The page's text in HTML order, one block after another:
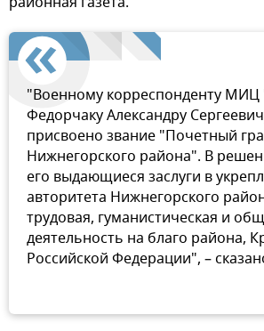
"Военному корреспонденту МИЦ
Федорчаку Александру
присвоено звание "Почетный
Нижнегорского района". В
его выдающиеся заслуги в
авторитета Нижнегорского
трудовая, гуманистическая и
деятельность на благо района,
Российской Федерации", –